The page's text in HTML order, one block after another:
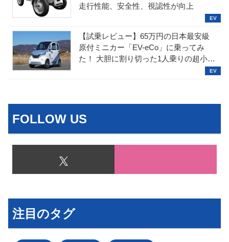
走行性能、安全性、視認性が向上
【試乗レビュー】65万円の日本最安級
原付ミニカー「EV-eCo」に乗ってみ
た！ 大胆に割り切った1人乗りの超小型
FOLLOW US
注目のタグ